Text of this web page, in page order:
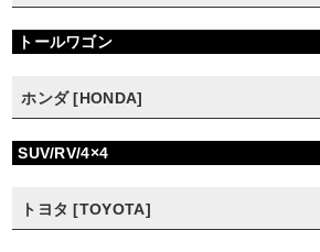
トールワゴン
ホンダ [HONDA]
SUV/RV/4×4
トヨタ [TOYOTA]